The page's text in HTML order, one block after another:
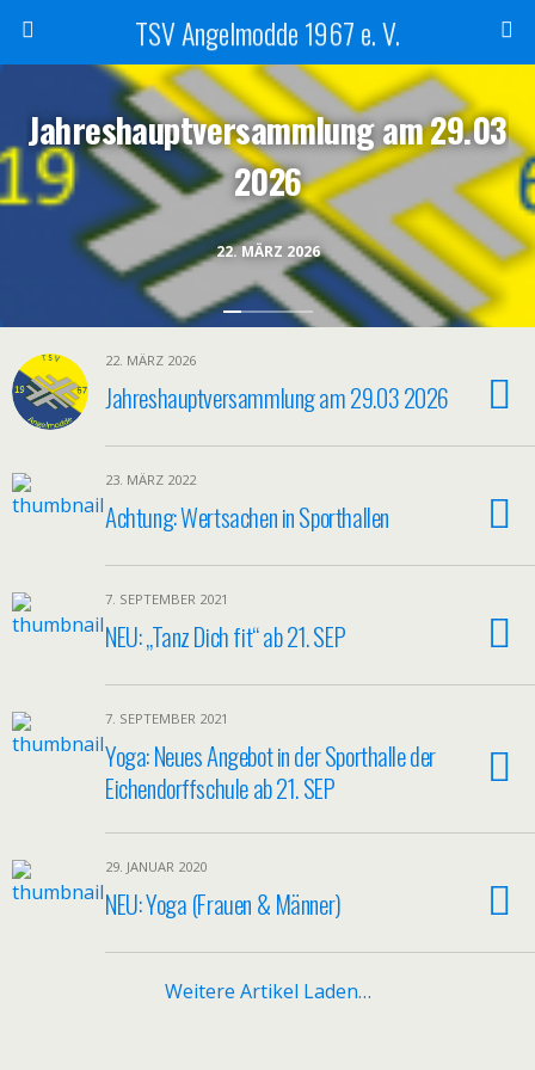
TSV Angelmodde 1967 e. V.
22. MÄRZ 2026
Jahreshauptversammlung am 29.03
2026
22. MÄRZ 2026
Jahreshauptversammlung am 29.03 2026
23. MÄRZ 2022
Achtung: Wertsachen in Sporthallen
7. SEPTEMBER 2021
NEU: „Tanz Dich fit“ ab 21. SEP
7. SEPTEMBER 2021
Yoga: Neues Angebot in der Sporthalle der
Eichendorffschule ab 21. SEP
29. JANUAR 2020
NEU: Yoga (Frauen & Männer)
Weitere Artikel Laden…